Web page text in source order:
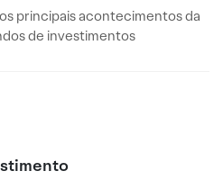
principais acontecimentos da
de investimentos